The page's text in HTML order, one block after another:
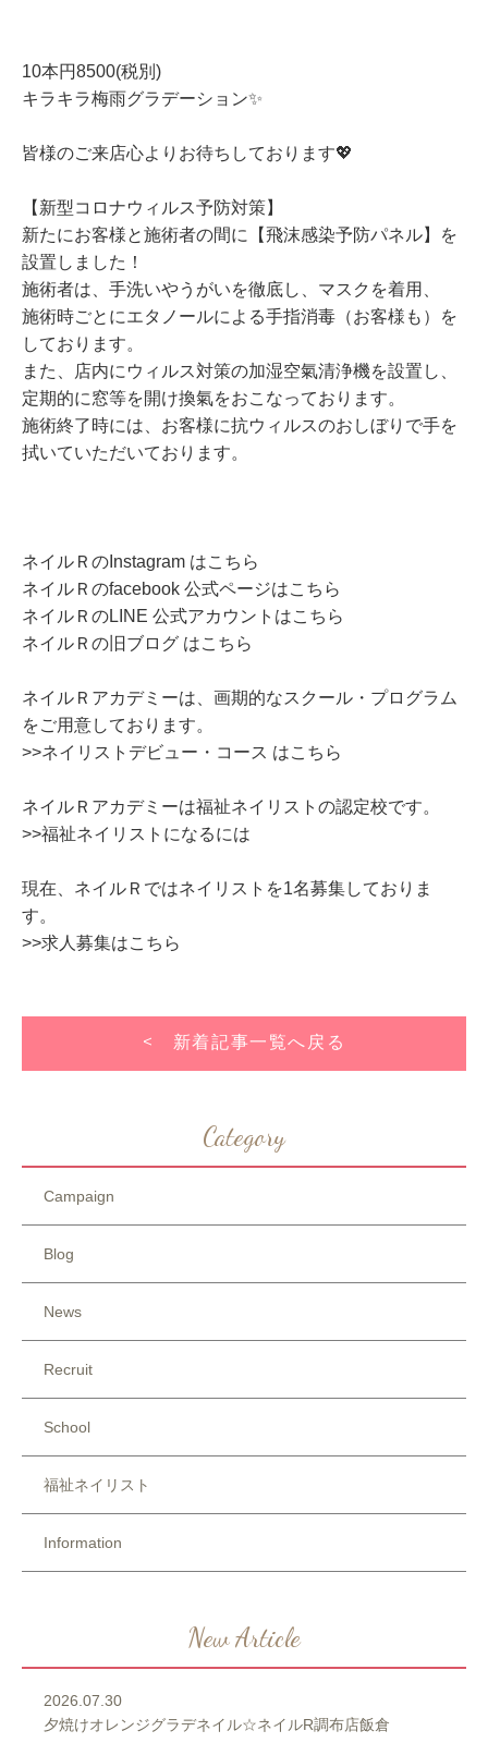
10本円8500(税別)
キラキラ梅雨グラデーション✨
皆様のご来店心よりお待ちしております💖
【新型コロナウィルス予防対策】
新たにお客様と施術者の間に【飛沫感染予防パネル】を
設置しました！
施術者は、手洗いやうがいを徹底し、マスクを着用、
施術時ごとにエタノールによる手指消毒（お客様も）を
しております。
また、店内にウィルス対策の加湿空氣清浄機を設置し、
定期的に窓等を開け換氣をおこなっております。
施術終了時には、お客様に抗ウィルスのおしぼりで手を
拭いていただいております。
ネイルＲのInstagram はこちら
ネイルＲのfacebook 公式ページはこちら
ネイルＲのLINE 公式アカウントはこちら
ネイルＲの旧ブログ はこちら
ネイルＲアカデミーは、画期的なスクール・プログラム
をご用意しております。
>>ネイリストデビュー・コース はこちら
ネイルＲアカデミーは福祉ネイリストの認定校です。
>>福祉ネイリストになるには
現在、ネイルＲではネイリストを1名募集しておりま
す。
>>求人募集はこちら
< 新着記事一覧へ戻る
Category
Campaign
Blog
News
Recruit
School
福祉ネイリスト
Information
New Article
2026.07.30
夕焼けオレンジグラデネイル☆ネイルR調布店飯倉